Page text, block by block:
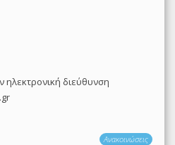
ηλεκτρονική διεύθυνση
Ανακοινώσεις